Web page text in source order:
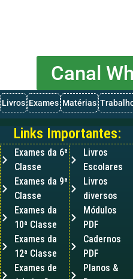
Canal
Livros Exames Matérias
Links Importantes:
Exames da 6ª
Classe
Exames da 9ª
Classe
Exames da
10ª Classe
Exames da
12ª Classe
Exames de
Livros
Escolares
Livros
diversos
Módulos
PDF
Cadernos
PDF
Planos &